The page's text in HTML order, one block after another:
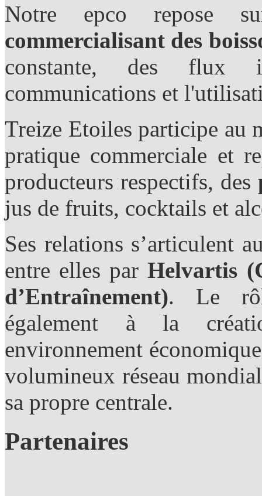
Notre epco repose
commercialisant des
constante, des flux
communications et
Treize Etoiles participe au
pratique commerciale et
producteurs respectifs, des
jus de fruits, cocktails et
Ses relations s’articulent
entre elles parHelvartis
d’Entraînement). Le
également à la
environnement
volumineux réseau
sa propre centrale.
Partenaires